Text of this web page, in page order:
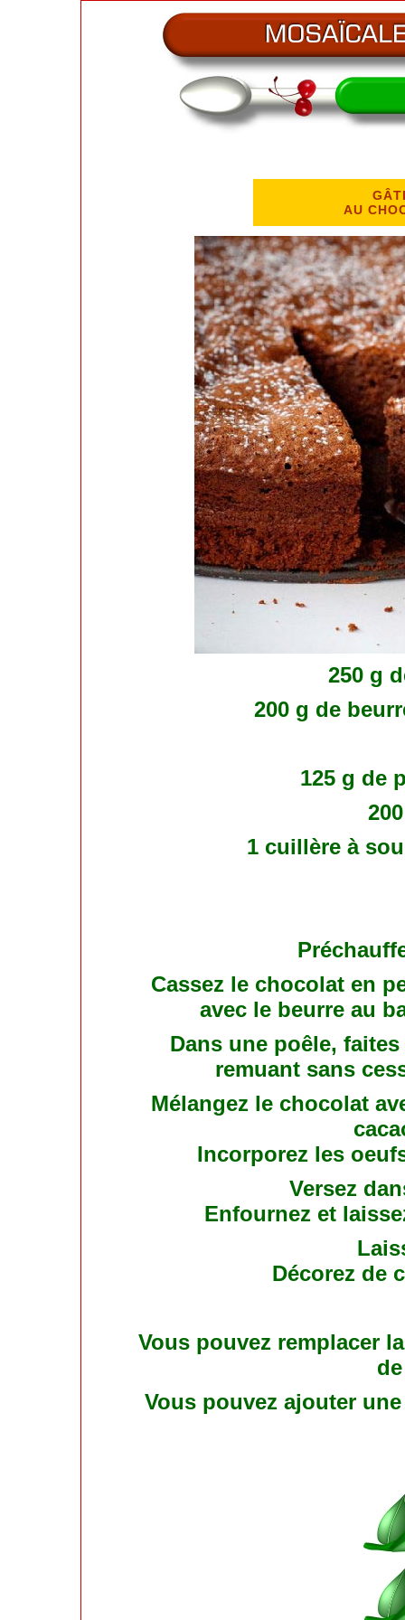
AU
250 g
200 g de
125 g de
1 cuillère à
Cassez le chocolat en
avec le beurre au
Dans une poêle,
remuant sans
Mélangez le chocolat
Incorporez les
Versez
Enfournez et
Décorez de
Vous pouvez remplacer
Vous pouvez ajouter